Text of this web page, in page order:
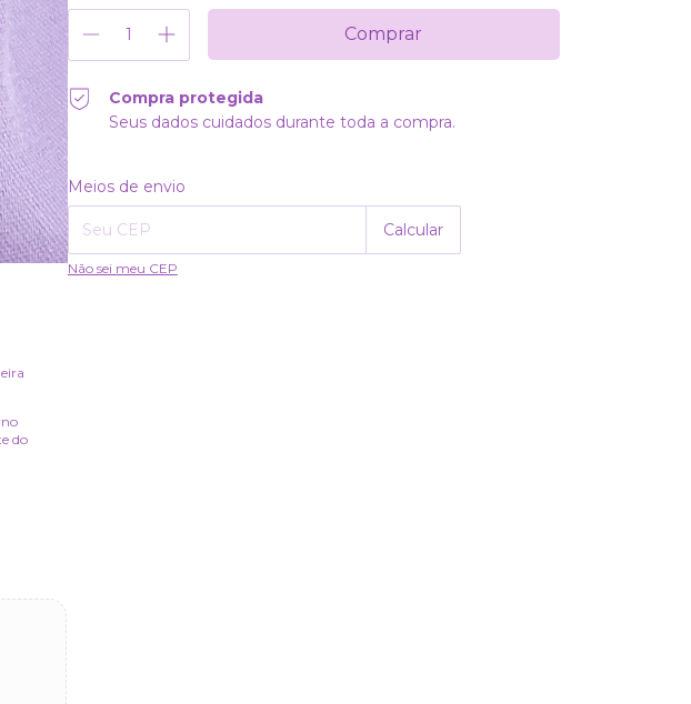
Compra protegida
Seus dados cuidados durante toda a compra.
Entregas para o CEP:
Meios de envio
Calcular
Não sei meu CEP
do